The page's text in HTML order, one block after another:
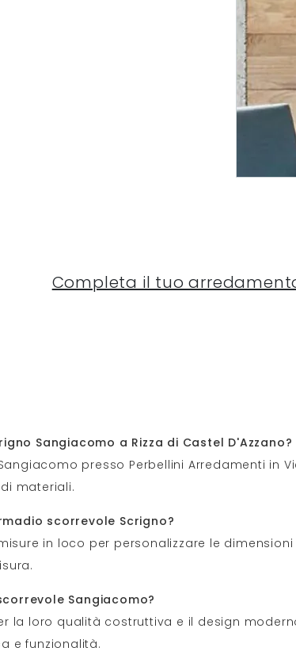
Completa il tuo
Sangiacomo a Rizza di Castel D'Azzano?
presso Perbellini Arredamenti in
materiali.
scorrevole Scrigno?
in loco per personalizzare le
Sangiacomo?
la loro qualità costruttiva e il design
e funzionalità.